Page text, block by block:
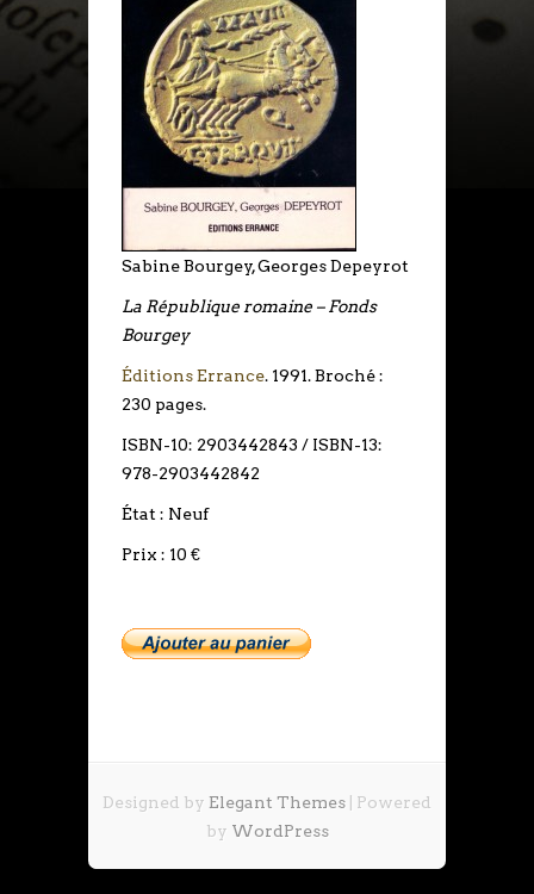
Sabine Bourgey, Georges Depeyrot
La République romaine – Fonds
Bourgey
Éditions Errance. 1991. Broché :
230 pages.
ISBN-10: 2903442843 / ISBN-13:
978-2903442842
État : Neuf
Prix : 10 €
Designed by Elegant Themes | Powered
by WordPress